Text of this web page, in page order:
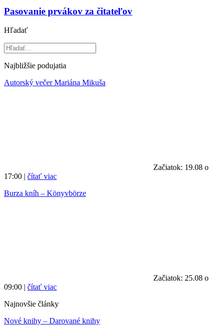
Pasovanie prvákov za čitateľov
Hľadať
Najbližšie podujatia
Autorský večer Mariána Mikuša
Začiatok: 19.08 o
17:00 | čítať viac
Burza kníh – Könyvbörze
Začiatok: 25.08 o
09:00 | čítať viac
Najnovšie články
Nové knihy – Darované knihy